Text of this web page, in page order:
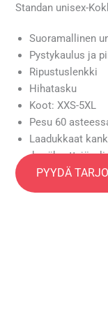
Standan unisex-
Suoramallinen
Pystykaulus ja
Ripustuslenkki
Hihatasku
Koot: XXS-5XL
Pesu 60
Laadukkaat
-hyväksyttyjä,
PYYDÄ